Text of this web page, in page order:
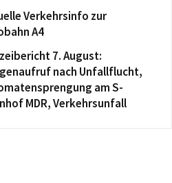
Verkehrsinfo zur
A4
7. August:
nach Unfallflucht,
am S-
MDR, Verkehrsunfall